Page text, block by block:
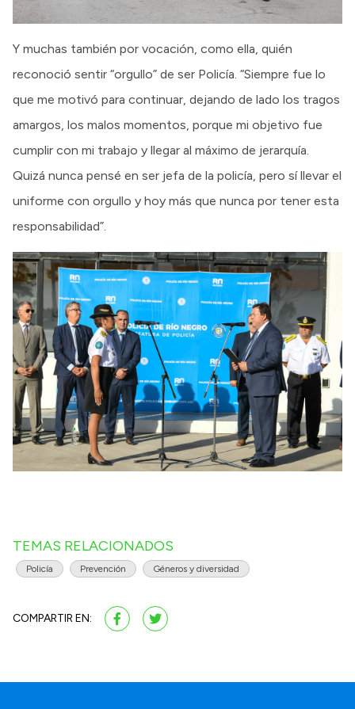
Y muchas también por vocación, como ella, quién
reconoció sentir “orgullo” de ser Policía. “Siempre fue lo
que me motivó para continuar, dejando de lado los tragos
amargos, los malos momentos, porque mi objetivo fue
cumplir con mi trabajo y llegar al máximo de jerarquía.
Quizá nunca pensé en ser jefa de la policía, pero sí llevar el
uniforme con orgullo y hoy más que nunca por tener esta
responsabilidad”.
TEMAS RELACIONADOS
Policía Prevención Géneros y diversidad
COMPARTIR EN: